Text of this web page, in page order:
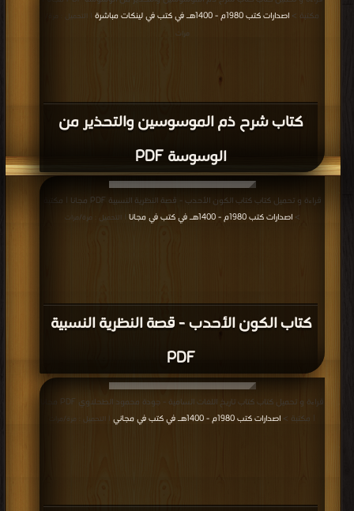
كتاب شرح ذم الموسوسين والتحذير من
الوسوسة PDF
مكتبة > اصدارات كتب 1980م - 1400هـ في كتب في لينكات مباشرة
| التحميل : مرة/
مرات
كتاب الكون الأحدب - قصة النظرية النسبية
PDF
قراءة و تحميل كتاب كتاب الكون الأحدب - قصة النظرية النسبية PDF مجانا | مكتبة
>اصدارات كتب 1980م - 1400هـ في كتب في مجانا | التحميل : مرة/مرات
| مكتبة > اصدارات كتب 1980م - 1400هـ في كتب في مجاني | التحميل : مرة/مرات